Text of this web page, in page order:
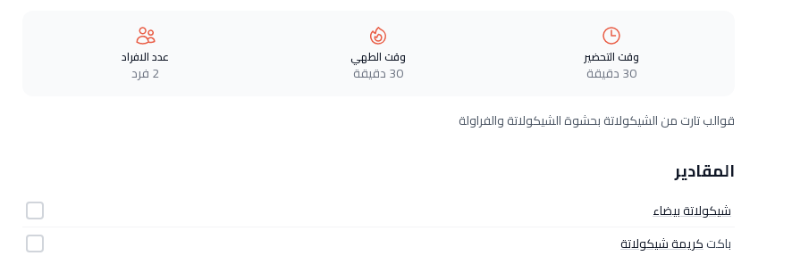
وقت التحضير
30 دقيقة
وقت الطهي
30 دقيقة
عدد الافراد
2 فرد
قوالب تارت من الشيكولاتة بحشوة الشيكولاتة والفراولة
المقادير
شيكولاتة بيضاء
باكتكريمة شيكولاتة